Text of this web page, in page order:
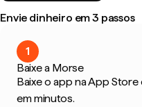
Envie dinheiro em 3 passos
1
Baixe a Morse
Baixe o app na App
em minutos.